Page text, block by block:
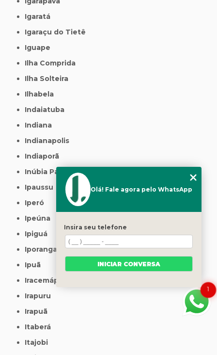
Igaratá
Igaraçu do Tietê
Iguape
Ilha Comprida
Ilha Solteira
Ilhabela
Indaiatuba
Indiana
Indianapolis
Indiaporã
Inúbia Paulista
Ipaussu
Iperó
Ipeúna
Ipiguá
Iporanga
Ipuã
Iracemápolis
Irapuru
Irapuã
Itaberá
Itajobi
1
Olá! Fale agora pelo WhatsApp
Insira seu telefone
INICIAR CONVERSA